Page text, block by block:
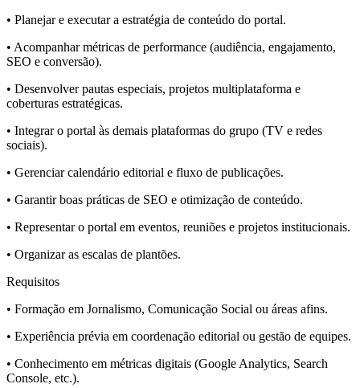
• Planejar e executar a estratégia de conteúdo do portal.
• Acompanhar métricas de performance (audiência, engajamento,
SEO e conversão).
• Desenvolver pautas especiais, projetos multiplataforma e
coberturas estratégicas.
• Integrar o portal às demais plataformas do grupo (TV e redes
sociais).
• Gerenciar calendário editorial e fluxo de publicações.
• Garantir boas práticas de SEO e otimização de conteúdo.
• Representar o portal em eventos, reuniões e projetos institucionais.
• Organizar as escalas de plantões.
Requisitos
• Formação em Jornalismo, Comunicação Social ou áreas afins.
• Experiência prévia em coordenação editorial ou gestão de equipes.
• Conhecimento em métricas digitais (Google Analytics, Search
Console, etc.).